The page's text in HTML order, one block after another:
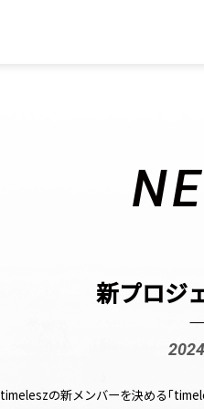
新プロジ
timeleszの新メンバーを決める｢